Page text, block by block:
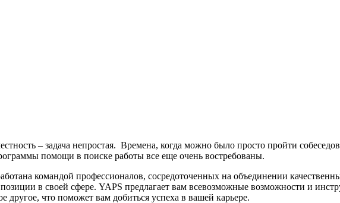
– задача непростая. Времена, когда можно было просто пройти
помощи в поиске работы все еще очень востребованы.
командой профессионалов, сосредоточенных на объединении
в своей сфере. YAPS предлагает вам всевозможные возможности и
что поможет вам добиться успеха в вашей карьере.